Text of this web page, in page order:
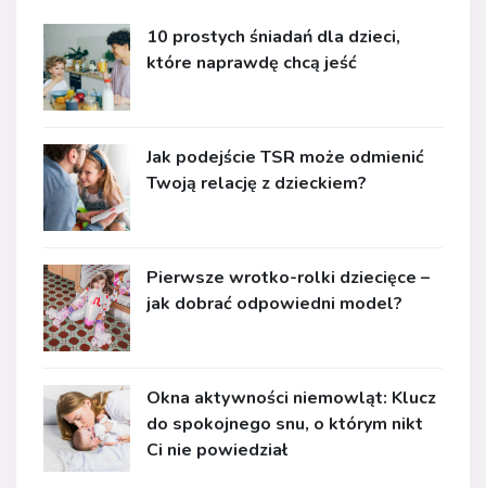
10 prostych śniadań dla dzieci,
które naprawdę chcą jeść
Jak podejście TSR może odmienić
Twoją relację z dzieckiem?
Pierwsze wrotko-rolki dziecięce –
jak dobrać odpowiedni model?
Okna aktywności niemowląt: Klucz
do spokojnego snu, o którym nikt
Ci nie powiedział